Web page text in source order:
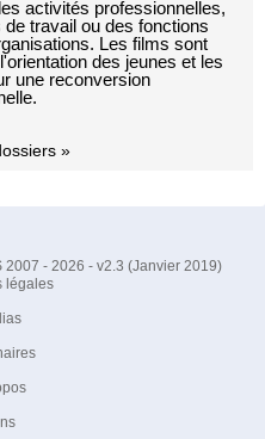
activités professionnelles,
travail ou des fonctions
Les films sont
des jeunes et les
une reconversion
»
- 2026 - v2.3 (Janvier 2019)
légales